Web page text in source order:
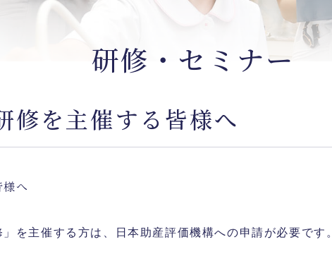
研修・セミナー
修を主催する皆様へ
へ
を主催する方は、日本助産評価機構への申請が必要です。